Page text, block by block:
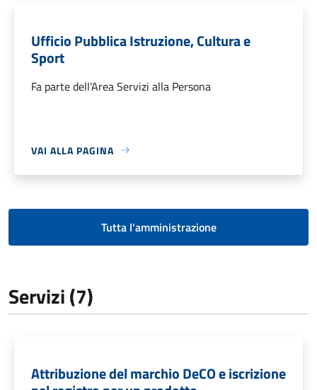
Ufficio Pubblica Istruzione, Cultura e
Sport
Fa parte dell'Area Servizi alla Persona
VAI ALLA PAGINA
Tutta l'amministrazione
Servizi (7)
Attribuzione del marchio DeCO e iscrizione